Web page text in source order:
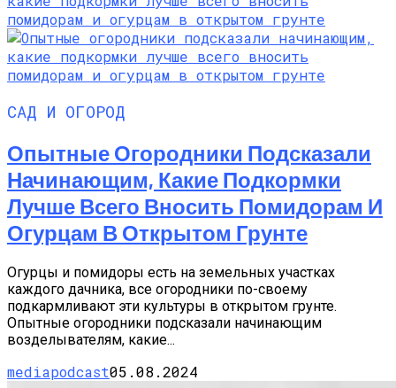
САД И ОГОРОД
Опытные Огородники Подсказали
Начинающим, Какие Подкормки
Лучше Всего Вносить Помидорам И
Огурцам В Открытом Грунте
Огурцы и помидоры есть на земельных участках
каждого дачника, все огородники по-своему
подкармливают эти культуры в открытом грунте.
Опытные огородники подсказали начинающим
возделывателям, какие...
mediapodcast05.08.2024